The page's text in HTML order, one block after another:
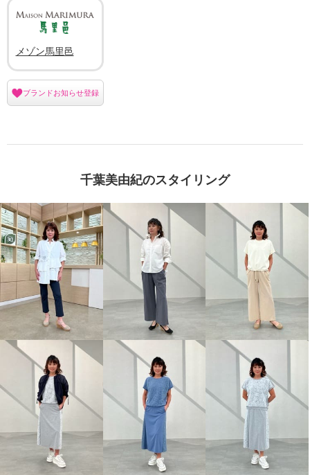
メゾン馬里邑
ブランドお知らせ登録
千葉美由紀のスタイリング